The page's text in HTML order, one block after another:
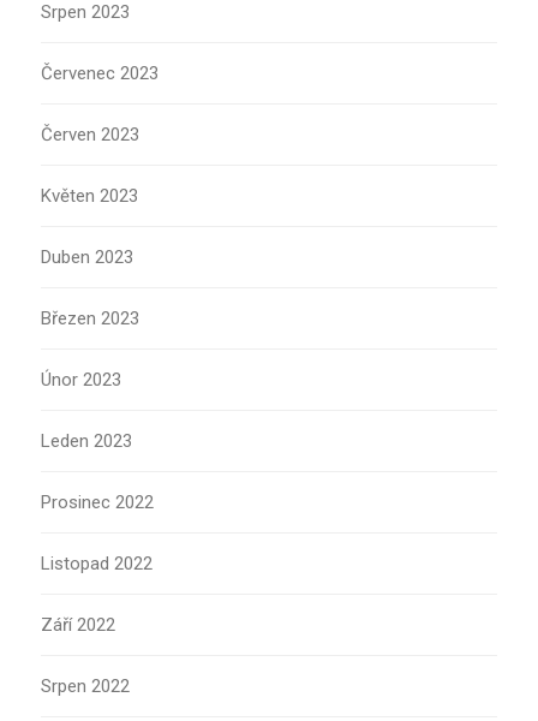
Srpen 2023
Červenec 2023
Červen 2023
Květen 2023
Duben 2023
Březen 2023
Únor 2023
Leden 2023
Prosinec 2022
Listopad 2022
Září 2022
Srpen 2022